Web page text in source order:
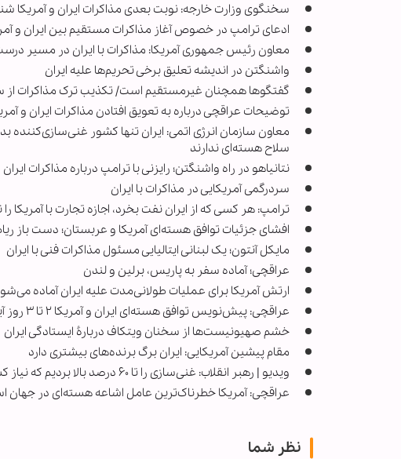
سخنگوی وزارت خارجه: نوبت بعدی مذاکرات ایران و آمریکا
ادعای ترامپ در خصوص آغاز مذاکرات مستقیم بین ایران و
معاون رئیس جمهوری آمریکا: مذاکرات با ایران در مسیر
واشنگتن در اندیشه تعلیق برخی تحریم‌ها علیه ایران
گفتگوها همچنان غیرمستقیم است/ تکذیب ترک مذاکرات
توضیحات عراقچی درباره به تعویق افتادن مذاکرات ایران و
معاون سازمان انرژی اتمی: ایران تنها کشور
سلاح هسته‌ای ندارند
نتانیاهو در راه واشنگتن؛ رایزنی با ترامپ درباره مذاکرات ایران
سردرگمی آمریکایی در مذاکرات با ایران
ترامپ: هر کسی که از ایران نفت بخرد، اجازه تجارت با آمریکا
افشای جزئیات توافق هسته‌ای آمریکا و عربستان؛ دست باز
مایکل آنتون؛ یک لبنانی ایتالیایی مسئول مذاکرات فنی با ایران
عراقچی؛ آماده‌ سفر به پاریس، برلین و لندن
ارتش آمریکا برای عملیات طولانی‌مدت علیه ایران آماده
عراقچی: پیش‌نویس توافق هسته‌ای ایران و آمریکا ۲ تا ۳ روز آینده آماده می‌شود
خشم صهیونیست‌ها از سخنان ویتکاف دربارۀ ایستادگی ایران
مقام پیشین آمریکایی: ایران برگ برنده‌های بیشتری دارد
ویدیو | رهبر انقلاب: غنی‌سازی را تا ۶۰‌ درصد بالا بردیم که نیاز کشورمان است
عراقچی: آمریکا خطرناک‌ترین عامل اشاعه هسته‌ای در جهان
نظر شما